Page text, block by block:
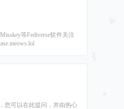
等Fediverse软件关注
您可以在此提问，并由热心